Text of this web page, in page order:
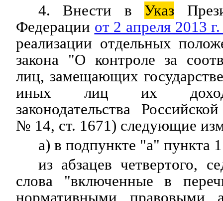
4. Внести в Указ
Федерации от 2 апреля 2013
реализации отдельных
закона "О контроле за
лиц, замещающих
иных лиц их
законодательства
№ 14, ст. 1671) следующие
а) в подпункте "а" пункта
из абзацев четвертого,
слова "включенные в
нормативными правовыми